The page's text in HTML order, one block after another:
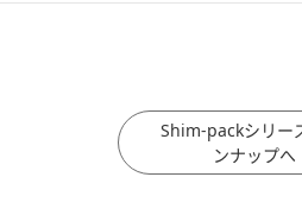
Shim-packシリー
ンナップへ